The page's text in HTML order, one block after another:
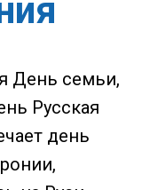
День семьи,
Русская
день